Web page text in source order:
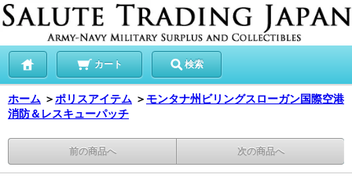
カート 検索
ホーム ＞ポリスアイテム ＞ モンタナ州ビリングスローガン国際空港
消防＆レスキューパッチ
前の商品へ 次の商品へ